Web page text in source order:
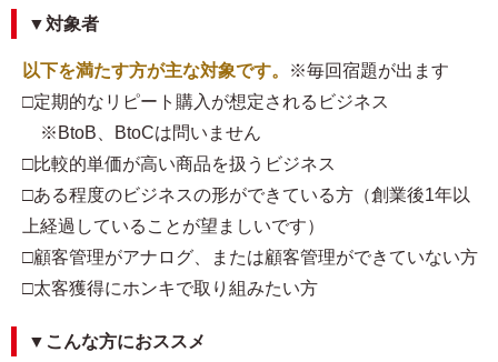
▼対象者
以下を満たす方が主な対象です。
※毎回宿題が出ます
□定期的なリピート購入が想定されるビジネス
※BtoB、BtoCは問いません
□比較的単価が高い商品を扱うビジネス
□ある程度のビジネスの形ができている方（創業後1年以
上経過していることが望ましいです）
□顧客管理がアナログ、または顧客管理ができていない方
□太客獲得にホンキで取り組みたい方
▼こんな方におススメ